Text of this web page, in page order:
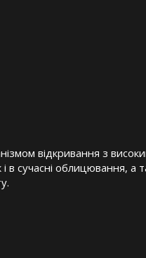
відкривання з
і в сучасні облицювання,